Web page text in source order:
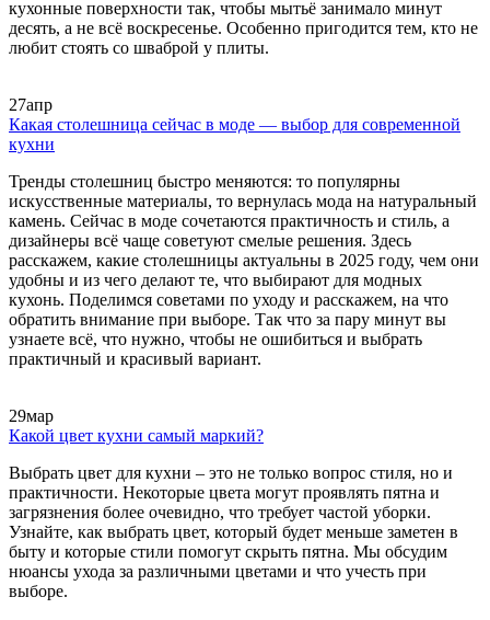
кухонные поверхности так, чтобы мытьё занимало минут
десять, а не всё воскресенье. Особенно пригодится тем, кто не
любит стоять со шваброй у плиты.
27апр
Какая столешница сейчас в моде — выбор для современной
кухни
Тренды столешниц быстро меняются: то популярны
искусственные материалы, то вернулась мода на натуральный
камень. Сейчас в моде сочетаются практичность и стиль, а
дизайнеры всё чаще советуют смелые решения. Здесь
расскажем, какие столешницы актуальны в 2025 году, чем они
удобны и из чего делают те, что выбирают для модных
кухонь. Поделимся советами по уходу и расскажем, на что
обратить внимание при выборе. Так что за пару минут вы
узнаете всё, что нужно, чтобы не ошибиться и выбрать
практичный и красивый вариант.
29мар
Какой цвет кухни самый маркий?
Выбрать цвет для кухни – это не только вопрос стиля, но и
практичности. Некоторые цвета могут проявлять пятна и
загрязнения более очевидно, что требует частой уборки.
Узнайте, как выбрать цвет, который будет меньше заметен в
быту и которые стили помогут скрыть пятна. Мы обсудим
нюансы ухода за различными цветами и что учесть при
выборе.